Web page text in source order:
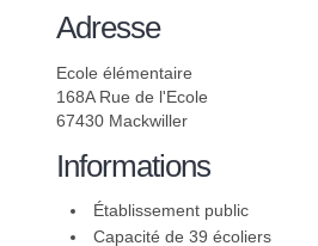
Adresse
Ecole élémentaire
168A Rue de l'Ecole
67430 Mackwiller
Informations
Établissement public
Capacité de 39 écoliers